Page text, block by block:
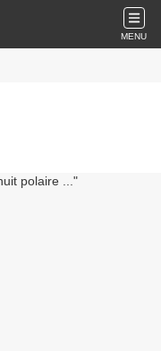
MENU